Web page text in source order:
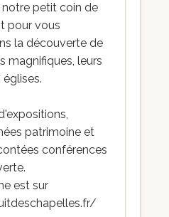
petit coin de
pour vous
la découverte de
magnifiques, leurs
patrimoine et
conférences
est sur